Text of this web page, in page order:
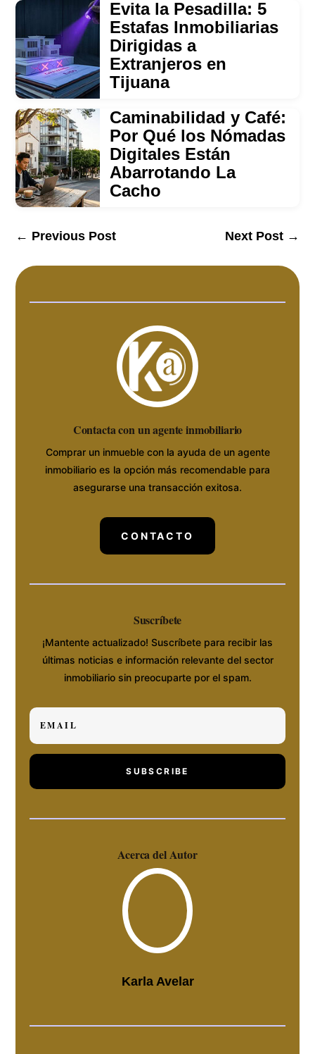
Evita la Pesadilla: 5
Estafas Inmobiliarias
Dirigidas a
Extranjeros en
Tijuana
Caminabilidad y Café:
Por Qué los Nómadas
Digitales Están
Abarrotando La
Cacho
← Previous Post Next Post→
Contacta con un agente inmobiliario
Comprar un inmueble con la ayuda de un agente
inmobiliario es la opción más recomendable para
asegurarse una transacción exitosa.
CONTACTO
Suscríbete
¡Mantente actualizado! Suscríbete para recibir las
últimas noticias e información relevante del sector
inmobiliario sin preocuparte por el spam.
SUBSCRIBE
Acerca del Autor
Karla Avelar